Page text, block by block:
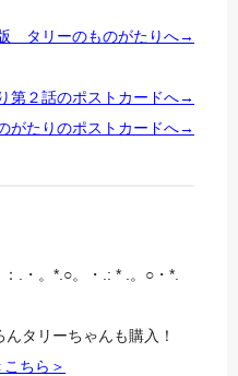
タリーのものがたりへ→
第２話のポストカードへ→
がたりのポストカードへ→
.・。*.○。・.: * .。○・*.
タリーちゃんも購入！
こちら＞